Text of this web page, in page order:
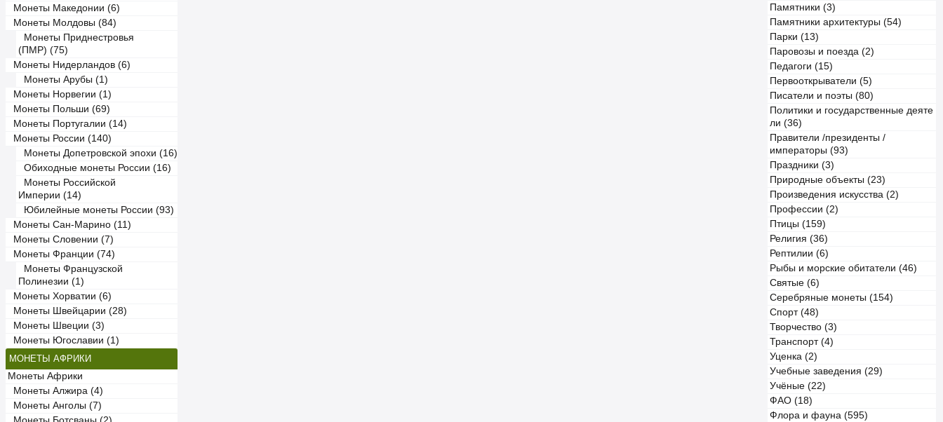
Монеты Македонии (6)
Монеты Молдовы (84)
Монеты Приднестровья
(ПМР) (75)
Монеты Нидерландов (6)
Монеты Арубы (1)
Монеты Норвегии (1)
Монеты Польши (69)
Монеты Португалии (14)
Монеты России (140)
Монеты Допетровской эпохи (16)
Обиходные монеты России (16)
Монеты Российской
Империи (14)
Юбилейные монеты России (93)
Монеты Сан-Марино (11)
Монеты Словении (7)
Монеты Франции (74)
Монеты Французской
Полинезии (1)
Монеты Хорватии (6)
Монеты Швейцарии (28)
Монеты Швеции (3)
Монеты Югославии (1)
МОНЕТЫ АФРИКИ
Монеты Африки
Монеты Алжира (4)
Монеты Анголы (7)
Памятники (3)
Памятники архитектуры (54)
Парки (13)
Паровозы и поезда (2)
Педагоги (15)
Первооткрыватели (5)
Писатели и поэты (80)
Политики и государственные деяте
ли (36)
Правители /президенты /
императоры (93)
Праздники (3)
Природные объекты (23)
Произведения искусства (2)
Профессии (2)
Птицы (159)
Религия (36)
Рептилии (6)
Рыбы и морские обитатели (46)
Святые (6)
Серебряные монеты (154)
Спорт (48)
Творчество (3)
Транспорт (4)
Уценка (2)
Учебные заведения (29)
Учёные (22)
ФАО (18)
Флора и фауна (595)